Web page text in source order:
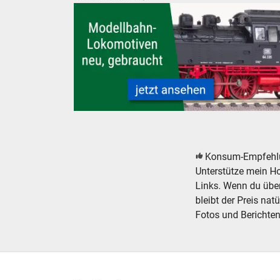
Konsum-
Unterstütze mein
Links. Wenn du
bleibt der Preis
Fotos und